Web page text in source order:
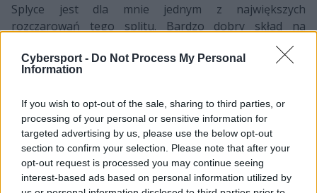
Cybersport - Do Not Process My Personal
Information
If you wish to opt-out of the sale, sharing to third parties, or
processing of your personal or sensitive information for
targeted advertising by us, please use the below opt-out
section to confirm your selection. Please note that after your
opt-out request is processed you may continue seeing
interest-based ads based on personal information utilized by
Splyce jest dla mnie jednym z największych
rozczarowań tego splitu. Bardzo dobry skład na
papierze nie okazał się być równie skutecznym w
rzeczywistości. Mimo to, udało im się zdobyć kilka
zwycięstw, które mogą okazać się być kluczowe w walce
Unicorns of Love, jednak w praktyce powinniśmy
zobaczyć Splyce walczące w ćwierćfinale.
5. Schalke 04